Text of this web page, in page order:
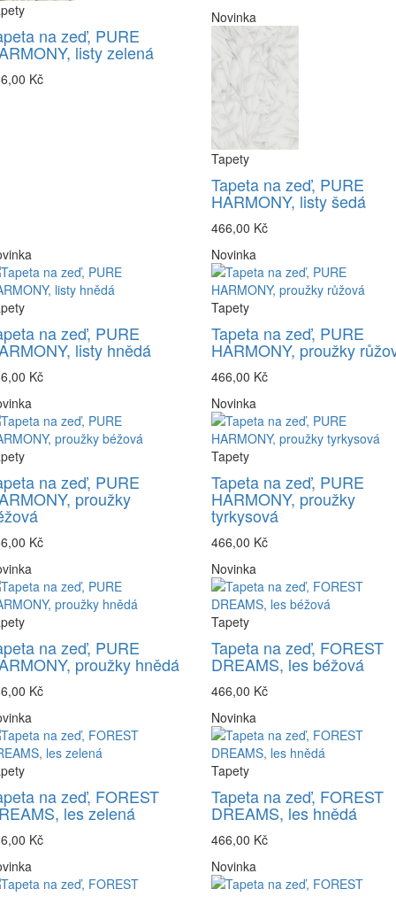
na zeď, PURE
listy zelená
Kč
Novinka
Tapety
Tapeta na zeď, PURE
HARMONY, listy šedá
466,00 Kč
na zeď, PURE
listy hnědá
Kč
Novinka
Tapety
Tapeta na zeď, PURE
HARMONY, proužky
466,00 Kč
na zeď, PURE
proužky
Kč
Novinka
Tapety
Tapeta na zeď, PURE
HARMONY, proužky
tyrkysová
466,00 Kč
na zeď, PURE
proužky hnědá
Kč
Novinka
Tapety
Tapeta na zeď, FOREST
DREAMS, les béžová
466,00 Kč
na zeď, FOREST
les zelená
Kč
Novinka
Tapety
Tapeta na zeď, FOREST
DREAMS, les hnědá
466,00 Kč
Novinka